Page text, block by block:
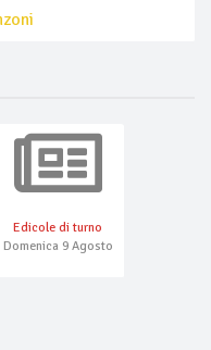
Edicole di turno
Domenica 9 Agosto